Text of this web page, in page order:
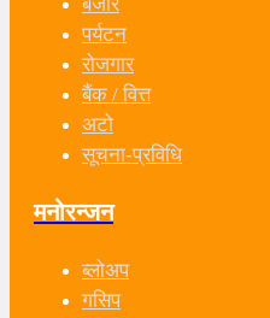
पर्यटन
रोजगार
बैंक / वित्त
अटो
सूचना-प्रविधि
मनोरन्जन
ब्लोअप
गसिप